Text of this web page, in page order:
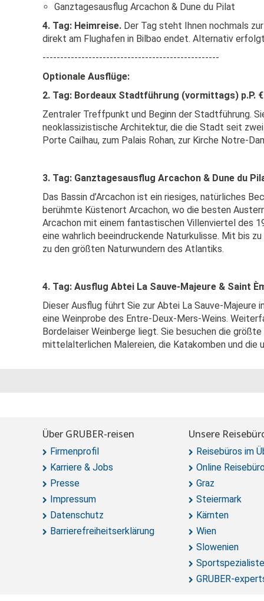
Ganztagesausflug Arcachon & Dune du Pilat
4. Tag: Heimreise. Der Tag steht Ihnen nochmals
direkt am Flughafen in Bilbao endet. Alternativ
--------------------------------------------------
Optionale Ausflüge:
2. Tag: Bordeaux Stadtführung (vormittags) p.P.
Zentraler Treffpunkt und Beginn der Stadtführung.
neoklassizistische Architektur, die die Stadt seit
Porte Cailhau, zum Palais Rohan, zur Kirche Notre-
3. Tag: Ganztagesausflug Arcachon & Dune du
Das Bassin d’Arcachon ist ein riesiges, natürliches
berühmte Küstenort Arcachon, wo die besten
Arcachon mit einem fantastischen Villenviertel des
eine wahrlich beeindruckende Naturkulisse. Mit bis
zu den größten Naturwundern des Atlantiks.
4. Tag: Ausflug Abtei La Sauve-Majeure & Saint
Dieser Ausflug führt Sie zur Abtei La Sauve-Majeure
eine Weinprobe des Entre-Deux-Mers-Weins.
Bordelaiser Weinberge liegt. Sie besuchen die
mittelalterlichen Malereien, die Katakomben und die
Über GRUBER-reisen
Firmenprofil
Karriere & Jobs
Presse
Impressum
Datenschutz
Barrierefreiheitserklärung
Unsere
Reisebüros im
Online
Graz
Steiermark
Kärnten
Wien
Slowenien
GRUBER-